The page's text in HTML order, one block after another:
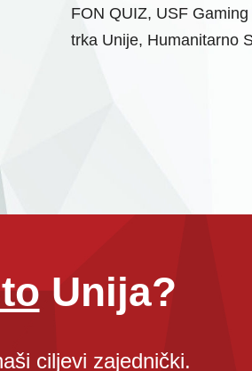
FON QUIZ, USF
trka Unije, Humanitarno
Unija?
ciljevi zajednički.